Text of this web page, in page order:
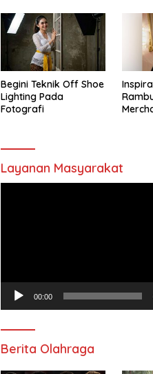
Begini Teknik Off Shoe
Lighting Pada
Fotografi
Layanan Masyarakat
00:00
Berita Olahraga